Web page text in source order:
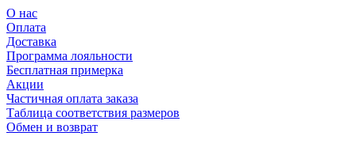
О нас
Оплата
Доставка
Программа лояльности
Бесплатная примерка
Акции
Частичная оплата заказа
Таблица соответствия размеров
Обмен и возврат